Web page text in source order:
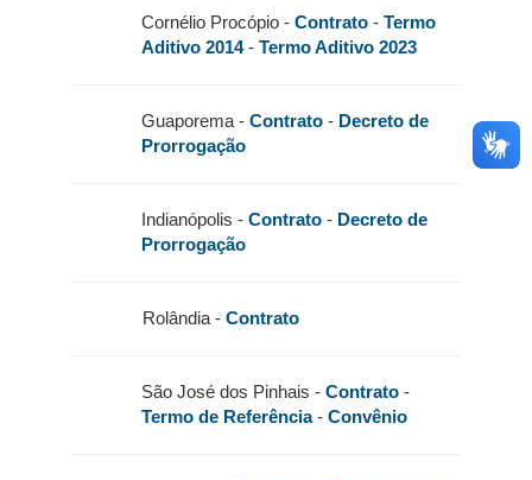
Cornélio Procópio -Contrato -Termo
Aditivo 2014-Termo Aditivo 2023
Guaporema -Contrato - Decreto de
Prorrogação
Indianópolis -Contrato - Decreto de
Prorrogação
Rolândia - Contrato
São José dos Pinhais -Contrato -
Termo de Referência-Convênio